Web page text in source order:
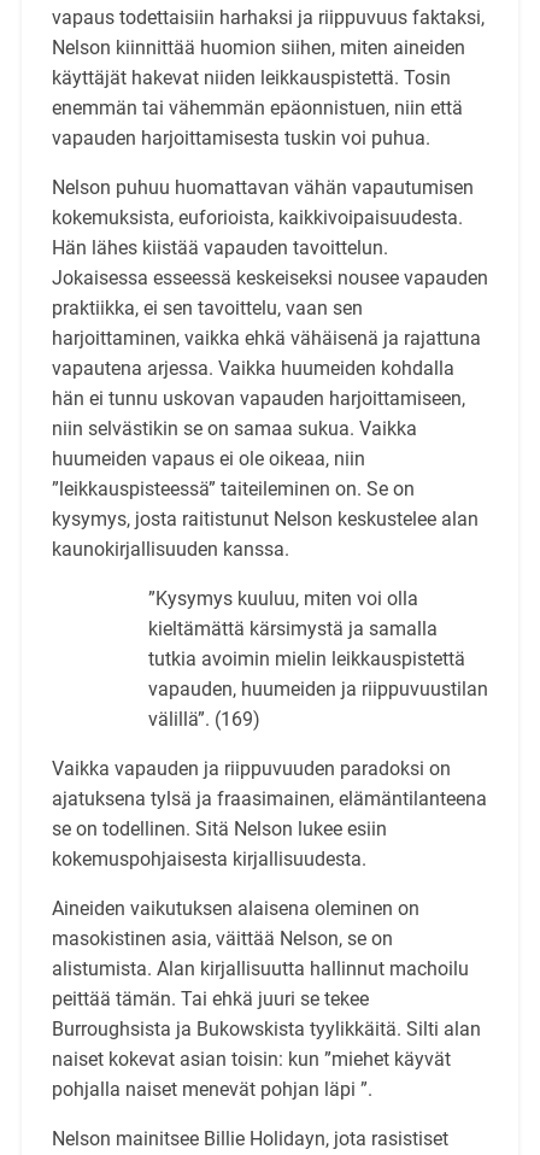
vapaus todettaisiin harhaksi ja riippuvuus faktaksi,
Nelson kiinnittää huomion siihen, miten aineiden
käyttäjät hakevat niiden leikkauspistettä. Tosin
enemmän tai vähemmän epäonnistuen, niin että
vapauden harjoittamisesta tuskin voi puhua.
Nelson puhuu huomattavan vähän vapautumisen
kokemuksista, euforioista, kaikkivoipaisuudesta.
Hän lähes kiistää vapauden tavoittelun.
Jokaisessa esseessä keskeiseksi nousee vapauden
praktiikka, ei sen tavoittelu, vaan sen
harjoittaminen, vaikka ehkä vähäisenä ja rajattuna
vapautena arjessa. Vaikka huumeiden kohdalla
hän ei tunnu uskovan vapauden harjoittamiseen,
niin selvästikin se on samaa sukua. Vaikka
huumeiden vapaus ei ole oikeaa, niin
”leikkauspisteessä” taiteileminen on. Se on
kysymys, josta raitistunut Nelson keskustelee alan
kaunokirjallisuuden kanssa.
”Kysymys kuuluu, miten voi olla
kieltämättä kärsimystä ja samalla
tutkia avoimin mielin leikkauspistettä
vapauden, huumeiden ja riippuvuustilan
välillä”. (169)
Vaikka vapauden ja riippuvuuden paradoksi on
ajatuksena tylsä ja fraasimainen, elämäntilanteena
se on todellinen. Sitä Nelson lukee esiin
kokemuspohjaisesta kirjallisuudesta.
Aineiden vaikutuksen alaisena oleminen on
masokistinen asia, väittää Nelson, se on
alistumista. Alan kirjallisuutta hallinnut machoilu
peittää tämän. Tai ehkä juuri se tekee
Burroughsista ja Bukowskista tyylikkäitä. Silti alan
naiset kokevat asian toisin: kun ”miehet käyvät
pohjalla naiset menevät pohjan läpi ”.
Nelson mainitsee Billie Holidayn, jota rasistiset